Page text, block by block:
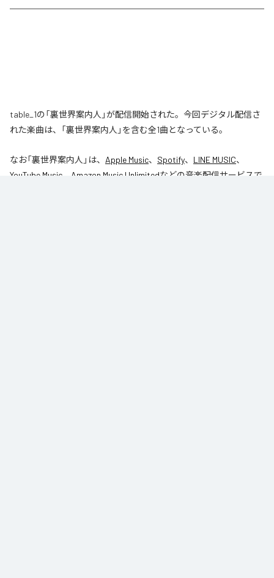
table_1の「裏世界案内人」が配信開始された。今回デジタル配信さ
れた楽曲は、「裏世界案内人」を含む全1曲となっている。
なお「裏世界案内人 」は、 Apple Music、 Spotify、 LINE MUSIC、
YouTube Music
Amazon Music Unlimitedなどの音楽配信サービスで